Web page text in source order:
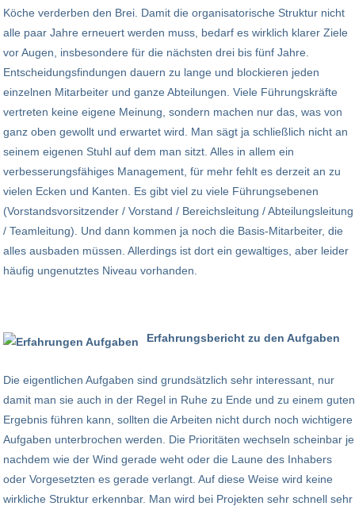
Köche verderben den Brei. Damit die organisatorische Struktur nicht
alle paar Jahre erneuert werden muss, bedarf es wirklich klarer Ziele
vor Augen, insbesondere für die nächsten drei bis fünf Jahre.
Entscheidungsfindungen dauern zu lange und blockieren jeden
einzelnen Mitarbeiter und ganze Abteilungen. Viele Führungskräfte
vertreten keine eigene Meinung, sondern machen nur das, was von
ganz oben gewollt und erwartet wird. Man sägt ja schließlich nicht an
seinem eigenen Stuhl auf dem man sitzt. Alles in allem ein
verbesserungsfähiges Management, für mehr fehlt es derzeit an zu
vielen Ecken und Kanten. Es gibt viel zu viele Führungsebenen
(Vorstandsvorsitzender / Vorstand / Bereichsleitung / Abteilungsleitung
/ Teamleitung). Und dann kommen ja noch die Basis-Mitarbeiter, die
alles ausbaden müssen. Allerdings ist dort ein gewaltiges, aber leider
häufig ungenutztes Niveau vorhanden.
Erfahrungsbericht zu den Aufgaben
Die eigentlichen Aufgaben sind grundsätzlich sehr interessant, nur
damit man sie auch in der Regel in Ruhe zu Ende und zu einem guten
Ergebnis führen kann, sollten die Arbeiten nicht durch noch wichtigere
Aufgaben unterbrochen werden. Die Prioritäten wechseln scheinbar je
nachdem wie der Wind gerade weht oder die Laune des Inhabers
oder Vorgesetzten es gerade verlangt. Auf diese Weise wird keine
wirkliche Struktur erkennbar. Man wird bei Projekten sehr schnell sehr